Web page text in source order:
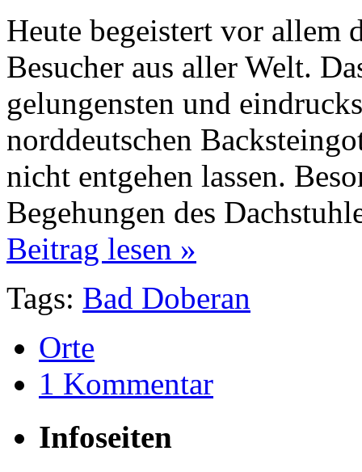
Heute begeistert vor allem
Besucher aus aller Welt.
gelungensten und
norddeutschen
nicht entgehen lassen.
Begehungen des
Beitrag lesen »
Tags: Bad Doberan
Orte
1 Kommentar
Infoseiten